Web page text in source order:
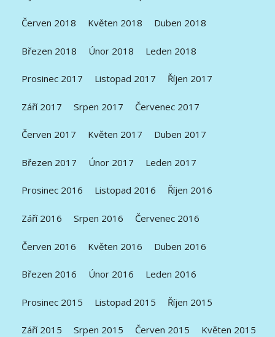
Červen 2018 Květen 2018 Duben 2018
Březen 2018 Únor 2018 Leden 2018
Prosinec 2017 Listopad 2017 Říjen 2017
Září 2017 Srpen 2017 Červenec 2017
Červen 2017 Květen 2017 Duben 2017
Březen 2017 Únor 2017 Leden 2017
Prosinec 2016 Listopad 2016 Říjen 2016
Září 2016 Srpen 2016 Červenec 2016
Červen 2016 Květen 2016 Duben 2016
Březen 2016 Únor 2016 Leden 2016
Prosinec 2015 Listopad 2015 Říjen 2015
Září 2015 Srpen 2015 Červen 2015 Květen 2015